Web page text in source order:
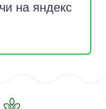
на яндекс